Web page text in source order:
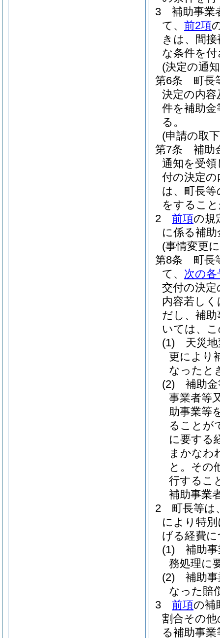
3
補助事業
て、 前2項
きは、間
な条件を
(決定の通
第6条
町長
決定の内
件を補助
る。
(申請の取
第7条
補助
通知を受
付の決定
は、町長
をするこ
2
前項の規
に係る補
(事情変更
第8条
町長
て、 次の各
交付の決
内容若し
だし、補
いては、
(1)
天災
更により
なったと
(2)
補助
事業者等
助事業等
ることが
に要する
まかなわ
と。 その
行するこ
補助事業
2
町長等は
により特
げる経費
(1)
補助
務処理に
(2)
補助
なった賠
3
前項の補
割合その
る補助事